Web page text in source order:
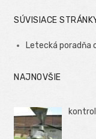
SÚVISIACE
Letecká poradňa
NAJNOVŠIE